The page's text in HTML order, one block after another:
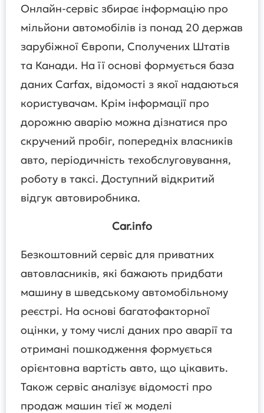
Онлайн-сервіс збирає інформацію про
мільйони автомобілів із понад 20 держав
зарубіжної Європи, Сполучених Штатів
та Канади. На її основі формується база
даних Carfax, відомості з якої надаються
користувачам. Крім інформації про
дорожню аварію можна дізнатися про
скручений пробіг, попередніх власників
авто, періодичність техобслуговування,
роботу в таксі. Доступний відкритий
відгук автовиробника.
Car.info
Безкоштовний сервіс для приватних
автовласників, які бажають придбати
машину в шведському автомобільному
реєстрі. На основі багатофакторної
оцінки, у тому числі даних про аварії та
отримані пошкодження формується
орієнтовна вартість авто, що цікавить.
Також сервіс аналізує відомості про
продаж машин тієї ж моделі